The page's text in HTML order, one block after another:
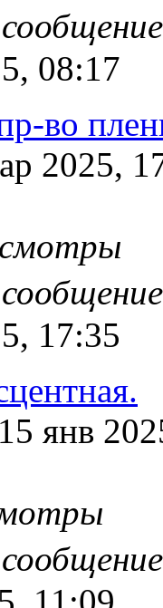
08:17
во
2025,
17:35
15 янв